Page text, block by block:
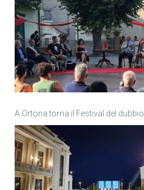
A Ortona torna il Festival del dubbio